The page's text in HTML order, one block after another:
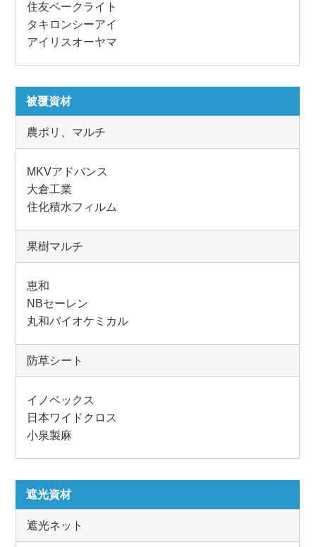
住友ベークライト
タキロンシーアイ
アイリスオーヤマ
被覆資材
農ポリ、マルチ
MKVアドバンス
大倉工業
住化積水フィルム
果樹マルチ
恵和
NBセーレン
丸和バイオケミカル
防草シート
イノベックス
日本ワイドクロス
小泉製麻
遮光資材
遮光ネット